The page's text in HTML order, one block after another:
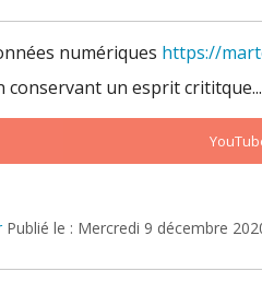
numériques https://
conservant un esprit crititque...
Publié le : Mercredi 9 décembre